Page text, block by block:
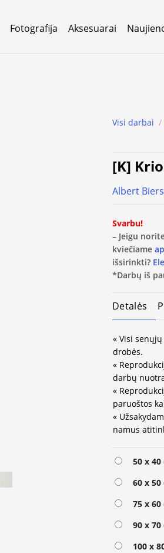
Fotografija Aksesuarai
Visi darbai /
[K]
Albert
Svarbu!
– Jeigu
kviečiame
išsirinkti?
*Darbų iš
Detalės
« Visi
drobės.
«
darbų
«
paruoštos
«
namus
50 x 40
60 x 50
75 x 60
90 x 70
100 x
Alternative: